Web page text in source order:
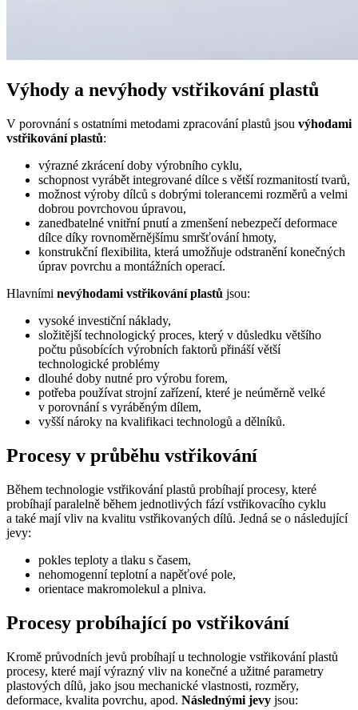
Výhody a nevýhody vstřikování plastů
V porovnání s ostatními metodami zpracování plastů jsou výhodami
vstřikování plastů:
výrazné zkrácení doby výrobního cyklu,
schopnost vyrábět integrované dílce s větší rozmanitostí tvarů,
možnost výroby dílců s dobrými tolerancemi rozměrů a velmi
dobrou povrchovou úpravou,
zanedbatelné vnitřní pnutí a zmenšení nebezpečí deformace
dílce díky rovnoměrnějšímu smršťování hmoty,
konstrukční flexibilita, která umožňuje odstranění konečných
úprav povrchu a montážních operací.
Hlavními nevýhodami vstřikování plastů jsou:
vysoké investiční náklady,
složitější technologický proces, který v důsledku většího
počtu působících výrobních faktorů přináší větší
technologické problémy
dlouhé doby nutné pro výrobu forem,
potřeba používat strojní zařízení, které je neúměrně velké
v porovnání s vyráběným dílem,
vyšší nároky na kvalifikaci technologů a dělníků.
Procesy v průběhu vstřikování
Během technologie vstřikování plastů probíhají procesy, které
probíhají paralelně během jednotlivých fází vstřikovacího cyklu
a také mají vliv na kvalitu vstřikovaných dílů. Jedná se o následující
jevy:
pokles teploty a tlaku s časem,
nehomogenní teplotní a napěťové pole,
orientace makromolekul a plniva.
Procesy probíhající po vstřikování
Kromě průvodních jevů probíhají u technologie vstřikování plastů
procesy, které mají výrazný vliv na konečné a užitné parametry
plastových dílů, jako jsou mechanické vlastnosti, rozměry,
deformace, kvalita povrchu, apod. Následnými jevy jsou: